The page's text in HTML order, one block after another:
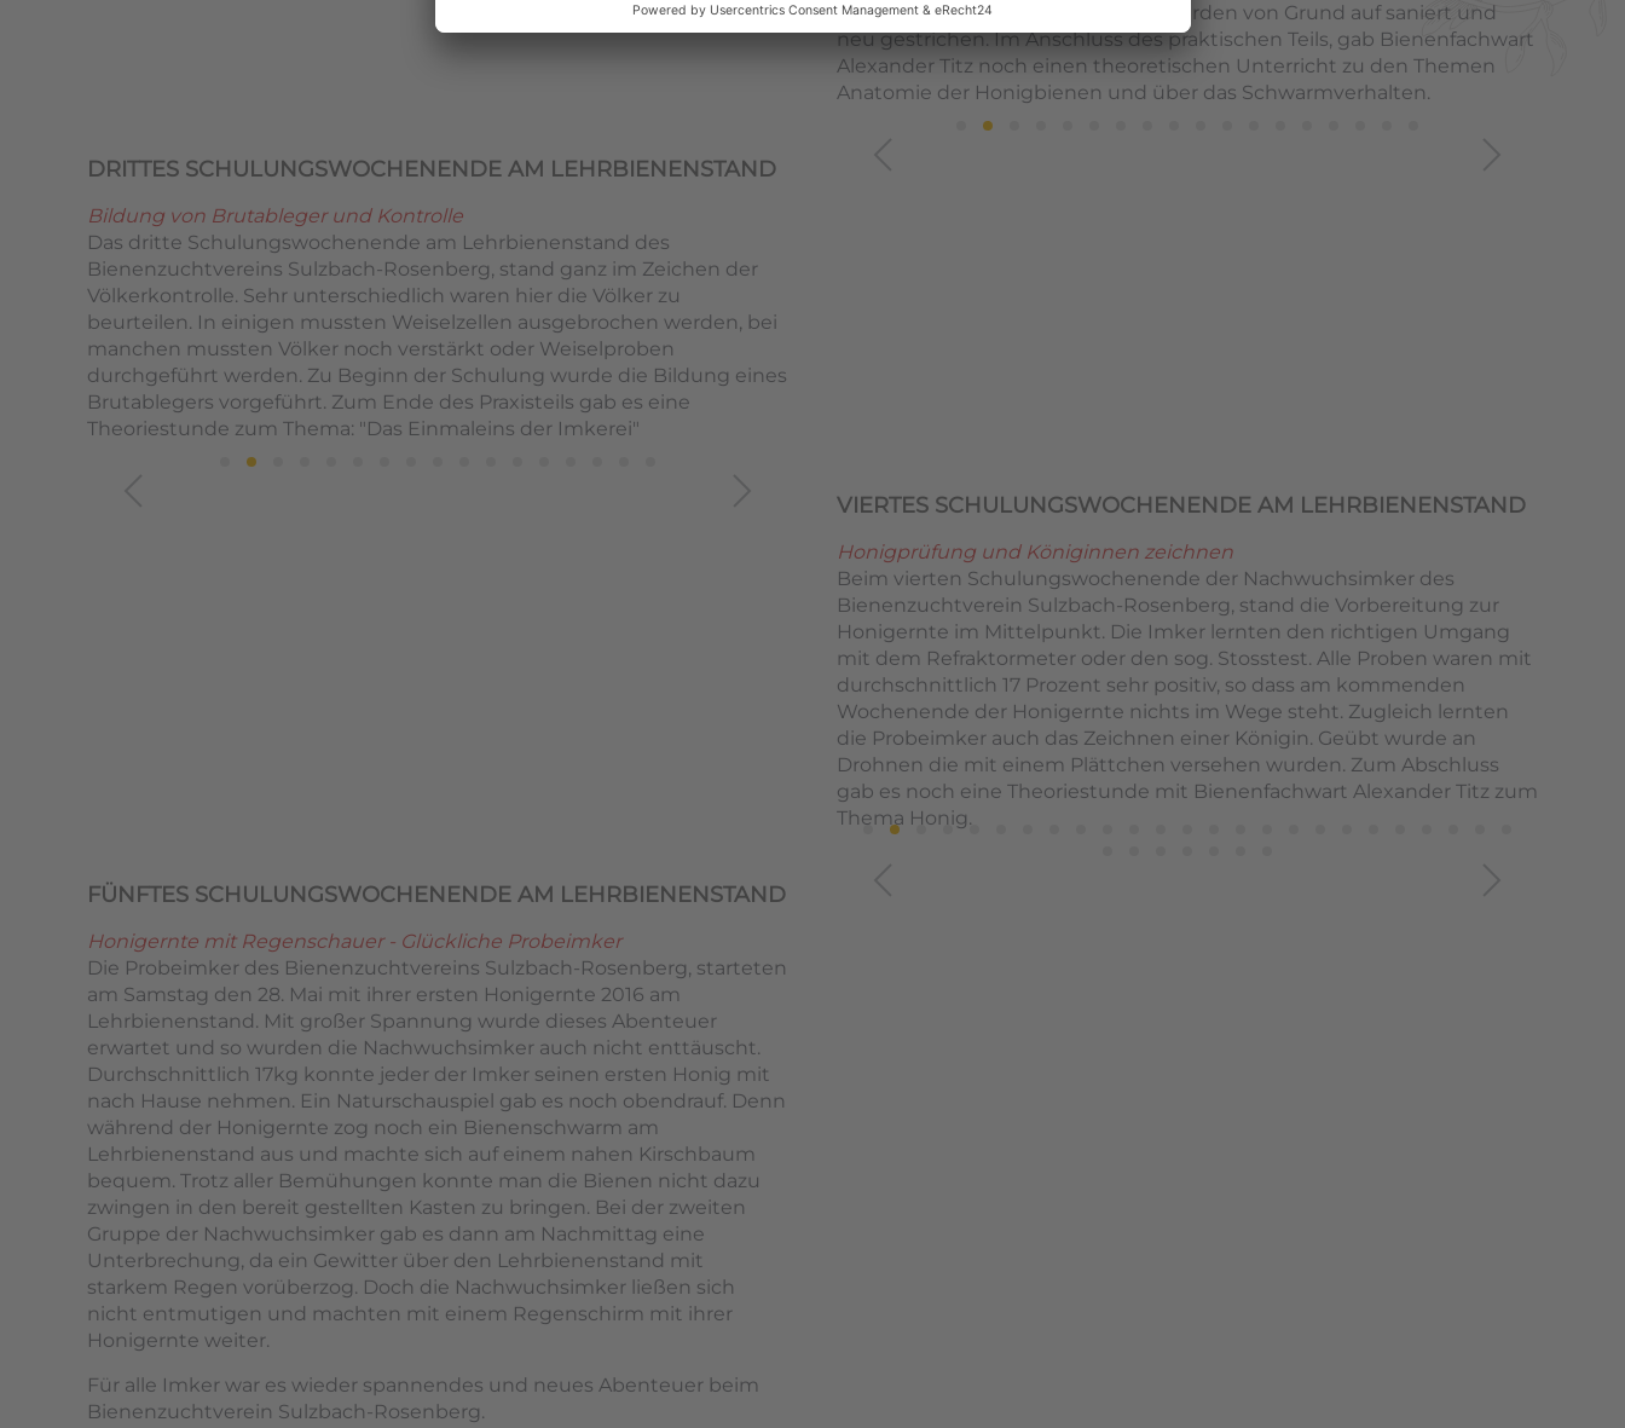
Bienenkästen. Die Vereinskästen wurden von Grund auf saniert und
neu gestrichen. Im Anschluss des praktischen Teils, gab Bienenfachwart
Alexander Titz noch einen theoretischen Unterricht zu den Themen
Anatomie der Honigbienen und über das Schwarmverhalten.
DRITTES SCHULUNGSWOCHENENDE AM LEHRBIENENSTAND
Bildung von Brutableger und Kontrolle
Das dritte Schulungswochenende am Lehrbienenstand des
Bienenzuchtvereins Sulzbach-Rosenberg, stand ganz im Zeichen der
Völkerkontrolle. Sehr unterschiedlich waren hier die Völker zu
beurteilen. In einigen mussten Weiselzellen ausgebrochen werden, bei
manchen mussten Völker noch verstärkt oder Weiselproben
durchgeführt werden. Zu Beginn der Schulung wurde die Bildung eines
Brutablegers vorgeführt. Zum Ende des Praxisteils gab es eine
Theoriestunde zum Thema: "Das Einmaleins der Imkerei"
VIERTES SCHULUNGSWOCHENENDE AM LEHRBIENENSTAND
Honigprüfung und Königinnen zeichnen
Beim vierten Schulungswochenende der Nachwuchsimker des
Bienenzuchtverein Sulzbach-Rosenberg, stand die Vorbereitung zur
Honigernte im Mittelpunkt. Die Imker lernten den richtigen Umgang
mit dem Refraktormeter oder den sog. Stosstest. Alle Proben waren mit
durchschnittlich 17 Prozent sehr positiv, so dass am kommenden
Wochenende der Honigernte nichts im Wege steht. Zugleich lernten
die Probeimker auch das Zeichnen einer Königin. Geübt wurde an
Drohnen die mit einem Plättchen versehen wurden. Zum Abschluss
gab es noch eine Theoriestunde mit Bienenfachwart Alexander Titz zum
Thema Honig.
FÜNFTES SCHULUNGSWOCHENENDE AM LEHRBIENENSTAND
Honigernte mit Regenschauer - Glückliche Probeimker
Die Probeimker des Bienenzuchtvereins Sulzbach-Rosenberg, starteten
am Samstag den 28. Mai mit ihrer ersten Honigernte 2016 am
Lehrbienenstand. Mit großer Spannung wurde dieses Abenteuer
erwartet und so wurden die Nachwuchsimker auch nicht enttäuscht.
Durchschnittlich 17kg konnte jeder der Imker seinen ersten Honig mit
nach Hause nehmen. Ein Naturschauspiel gab es noch obendrauf. Denn
während der Honigernte zog noch ein Bienenschwarm am
Lehrbienenstand aus und machte sich auf einem nahen Kirschbaum
bequem. Trotz aller Bemühungen konnte man die Bienen nicht dazu
zwingen in den bereit gestellten Kasten zu bringen. Bei der zweiten
Gruppe der Nachwuchsimker gab es dann am Nachmittag eine
Unterbrechung, da ein Gewitter über den Lehrbienenstand mit
starkem Regen vorüberzog. Doch die Nachwuchsimker ließen sich
nicht entmutigen und machten mit einem Regenschirm mit ihrer
Honigernte weiter.
Für alle Imker war es wieder spannendes und neues Abenteuer beim
Bienenzuchtverein Sulzbach-Rosenberg.